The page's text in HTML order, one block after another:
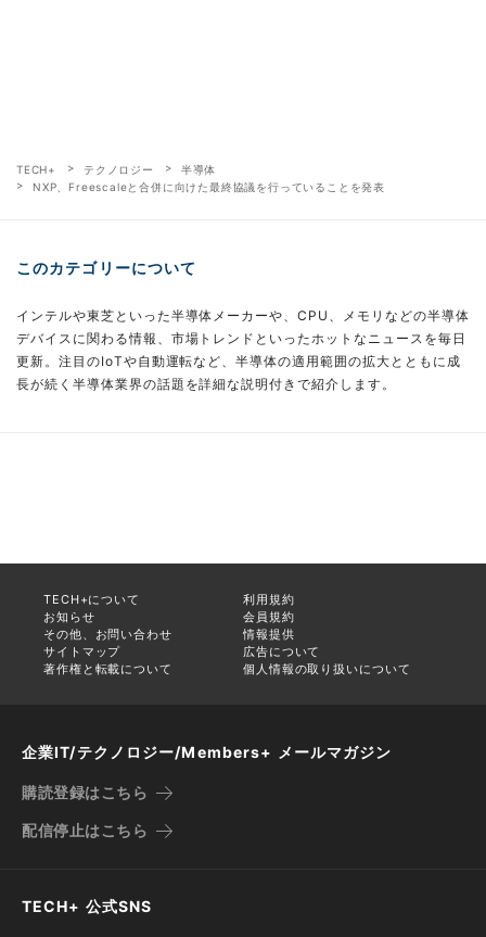
TECH+ テクノロジー
半導体
NXP、Freescaleと合併に向けた最終協議を行っていることを発表
このカテゴリーについて
インテルや東芝といった半導体メーカーや、CPU、メモリなどの半導体
デバイスに関わる情報、市場トレンドといったホットなニュースを毎日
更新。注目のIoTや自動運転など、半導体の適用範囲の拡大とともに成
長が続く半導体業界の話題を詳細な説明付きで紹介します。
TECH+について
利用規約
お知らせ
会員規約
その他、お問い合わせ
情報提供
サイトマップ
広告について
著作権と転載について
個人情報の取り扱いについて
企業IT/テクノロジー/Members+ メールマガジン
購読登録はこちら
配信停止はこちら
TECH+ 公式SNS